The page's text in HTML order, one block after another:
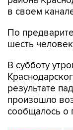
По
В субботу
результате
произошло
сообщалось о
Ильский НПЗ